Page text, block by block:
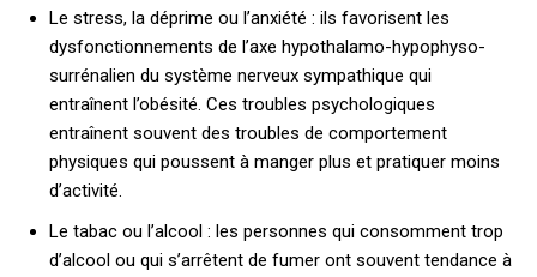
Le stress, la déprime ou l’anxiété : ils favorisent les
dysfonctionnements de l’axe hypothalamo-hypophyso-
surrénalien du système nerveux sympathique qui
entraînent l’obésité. Ces troubles psychologiques
entraînent souvent des troubles de comportement
physiques qui poussent à manger plus et pratiquer moins
d’activité.
Le tabac ou l’alcool : les personnes qui consomment trop
d’alcool ou qui s’arrêtent de fumer ont souvent tendance à